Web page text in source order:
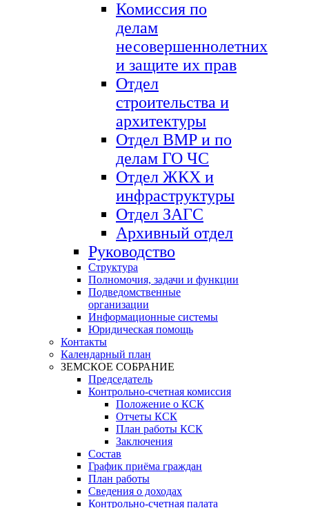
Комиссия по
делам
несовершеннолетних
и защите их прав
Отдел
строительства и
архитектуры
Отдел ВМР и по
делам ГО ЧС
Отдел ЖКХ и
инфраструктуры
Отдел ЗАГС
Архивный отдел
Руководство
Структура
Полномочия, задачи и функции
Подведомственные
организации
Информационные системы
Юридическая помощь
Контакты
Календарный план
ЗЕМСКОЕ СОБРАНИЕ
Председатель
Контрольно-счетная комиссия
Положение о КСК
Отчеты КСК
План работы КСК
Заключения
Состав
График приёма граждан
План работы
Сведения о доходах
Контрольно-счетная палата